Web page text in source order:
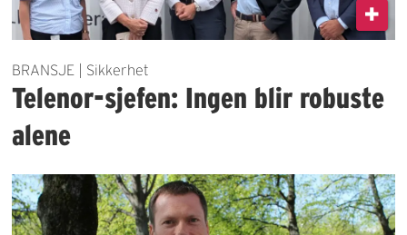
BRANSJE | Sikkerhet
Telenor-sjefen: Ingen blir robuste
alene